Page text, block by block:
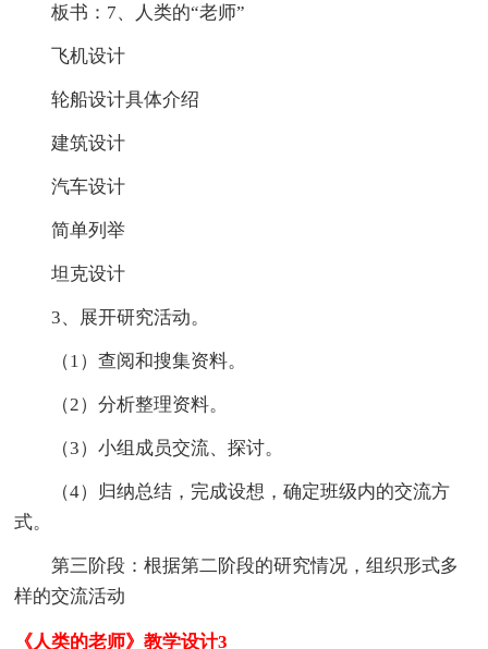
板书：7、人类的“老师”
飞机设计
轮船设计具体介绍
建筑设计
汽车设计
简单列举
坦克设计
3、展开研究活动。
（1）查阅和搜集资料。
（2）分析整理资料。
（3）小组成员交流、探讨。
（4）归纳总结，完成设想，确定班级内的交流方
式。
第三阶段：根据第二阶段的研究情况，组织形式多
样的交流活动
《人类的老师》教学设计3